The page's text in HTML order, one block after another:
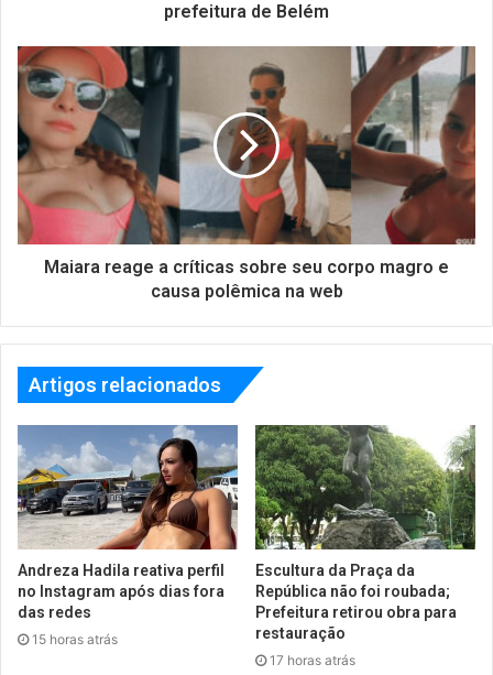
prefeitura de Belém
Maiara reage a críticas sobre seu corpo magro e
causa polêmica na web
Artigos relacionados
Andreza Hadila reativa perfil
no Instagram após dias fora
das redes
15 horas atrás
Escultura da Praça da
República não foi roubada;
Prefeitura retirou obra para
restauração
17 horas atrás